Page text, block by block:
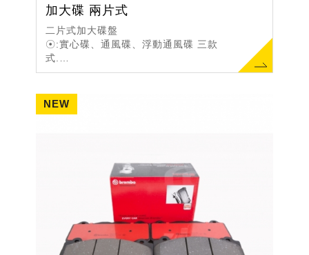
加大碟 兩片式
二片式加大碟盤
☉:實心碟、通風碟、浮動通風碟 三款
式.
☉:盤面樣式、劃線、打孔、 客制化樣
☉:盤面處理:防銹、輕量化.
☉:中心盤鍛造式鋁合金製成.